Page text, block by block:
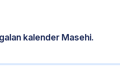
kalender Masehi.